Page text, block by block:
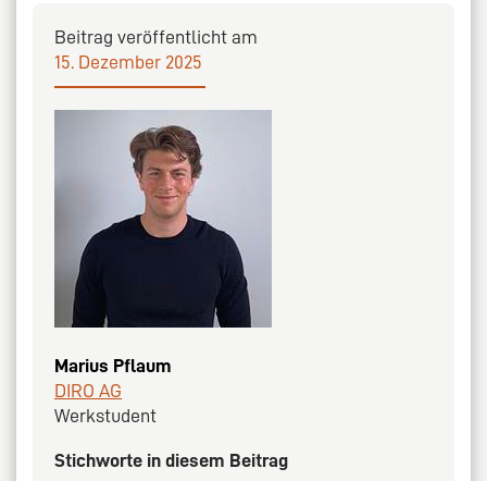
Beitrag veröffentlicht am
15. Dezember 2025
Marius Pflaum
DIRO AG
Werkstudent
Stichworte in diesem Beitrag